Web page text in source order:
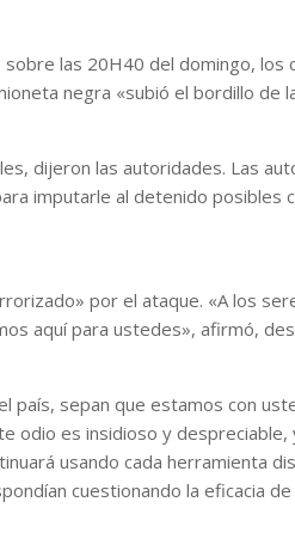
las 20H40 del domingo, los
negra «subió el bordillo de
dijeron las autoridades. Las
imputarle al detenido posibles
por el ataque. «A los
aquí para ustedes», afirmó,
país, sepan que estamos con
odio es insidioso y despreciable,
usando cada herramienta
cuestionando la eficacia